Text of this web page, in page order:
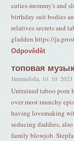
cuties-mommy's and
birthday suit bodies
relatives secrets and
gladden https://
Odpovědět
топовая
Jimmiefolla 10. 10. 2023
Untrained taboo porn
over most raunchy
having lovemaking
seducing daddies,
family blowjob.